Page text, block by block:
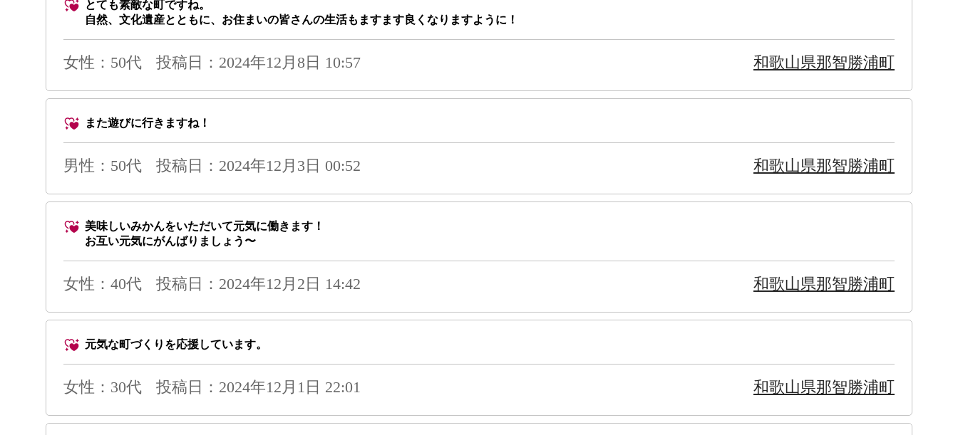
とても素敵な町ですね。
自然、文化遺産とともに、お住まいの皆さんの生活もますます良くなりますように！
女性：50代 投稿日：2024年12月8日 10:57 和歌山県那智勝浦町
また遊びに行きますね！
男性 ：50代 投稿日：2024年12月3日 00:52 和歌山県那智勝浦町
美味しいみかんをいただいて元気に働きます！
お互い元気にがんばりましょう〜
女性：40代 投稿日：2024年12月2日 14:42 和歌山県那智勝浦町
元気な町づくりを応援しています。
女性：30代 投稿日：2024年12月1日 22:01 和歌山県那智勝浦町